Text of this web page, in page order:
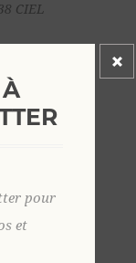
CIEL
pour
et